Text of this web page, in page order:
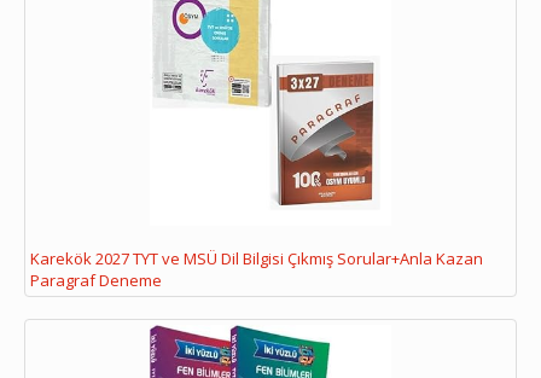
Karekök 2027 TYT ve MSÜ Dil Bilgisi Çıkmış Sorular+Anla Kazan
Paragraf Deneme